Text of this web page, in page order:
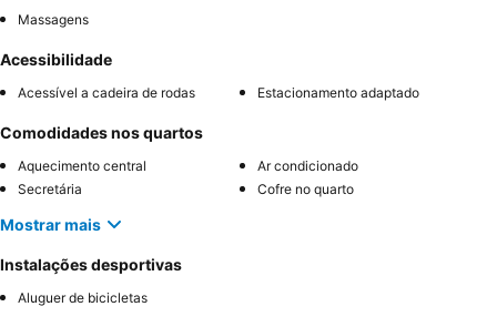
Massagens
Acessibilidade
Acessível a cadeira de rodas Estacionamento adaptado
Comodidades nos quartos
Aquecimento central
Ar condicionado
Secretária
Cofre no quarto
Mostrar mais
Instalações desportivas
Aluguer de bicicletas